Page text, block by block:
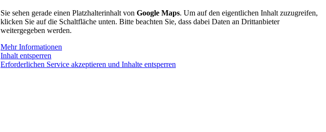
Sie sehen gerade einen Platzhalterinhalt von Google Maps. Um auf den eigentlichen Inhalt zuzugreifen,
klicken Sie auf die Schaltfläche unten. Bitte beachten Sie, dass dabei Daten an Drittanbieter
weitergegeben werden.
Mehr Informationen
Inhalt entsperren
Erforderlichen Service akzeptieren und Inhalte entsperren